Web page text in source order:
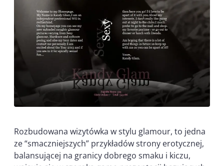
Rozbudowana wizytówka w stylu glamour, to jedna
ze “smaczniejszych” przykładów strony erotycznej,
balansującej na granicy dobrego smaku i kiczu,